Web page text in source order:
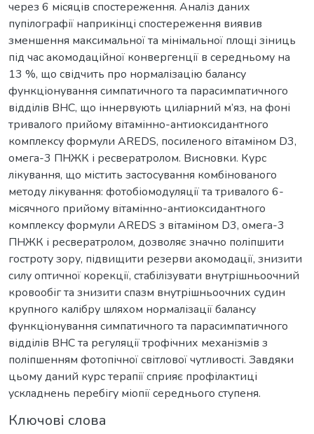
через 6 місяців спостереження. Аналіз даних
пупілографії наприкінці спостереження виявив
зменшення максимальної та мінімальної площі зіниць
під час акомодаційної конвергенції в середньому на
13 %, що свідчить про нормалізацію балансу
функціонування симпатичного та парасимпатичного
відділів ВНС, що іннервують циліарний м’яз, на фоні
тривалого прийому вітамінно-антиоксидантного
комплексу формули AREDS, посиленого вітаміном D3,
омега-3 ПНЖК і ресвератролом. Висновки. Курс
лікування, що містить застосування комбінованого
методу лікування: фотобіомодуляції та тривалого 6-
місячного прийому вітамінно-антиоксидантного
комплексу формули AREDS з вітаміном D3, омега-3
ПНЖК і ресвератролом, дозволяє значно поліпшити
гостроту зору, підвищити резерви акомодації, знизити
силу оптичної корекції, стабілізувати внутрішньоочний
кровообіг та знизити спазм внутрішньоочних судин
крупного калібру шляхом нормалізації балансу
функціонування симпатичного та парасимпатичного
відділів ВНС та регуляції трофічних механізмів з
поліпшенням фотопічної світлової чутливості. Завдяки
цьому даний курс терапії сприяє профілактиці
ускладнень перебігу міопії середнього ступеня.
Ключові слова